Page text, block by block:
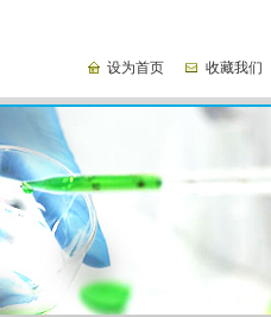
设为首页 收藏我们